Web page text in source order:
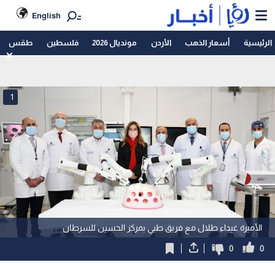
English
الرئيسية أسعار الذهب الأردن مونديال 2026 فلسطين طقس
الأميرة غيداء طلال مع فريق طبي بمركز الحسين للسرطان
1
0
0